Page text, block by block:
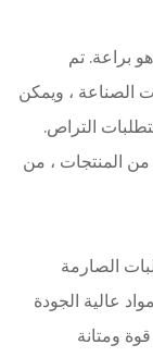
براعة. تم
الصناعة ، ويمكن
التراص.
من المنتجات ، من
الصارمة
عالية الجودة
ومتانة